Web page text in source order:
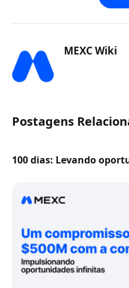
MEXC Wiki
Postagens
100 dias: Levando